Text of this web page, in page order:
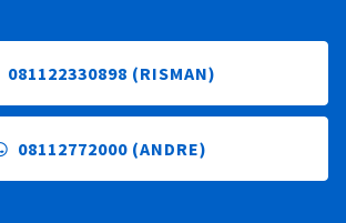
081122330898 (RISMAN)
08112772000 (ANDRE)